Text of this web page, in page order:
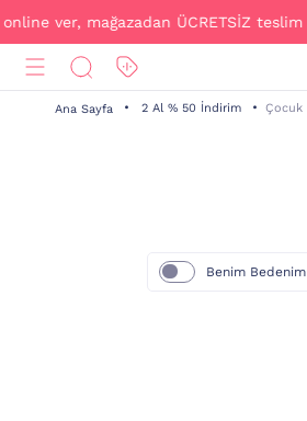
ÜCRETSİZ teslim al!
Ana Sayfa 2 Al % 50 İndirim Çocuk
Benim Bedenim